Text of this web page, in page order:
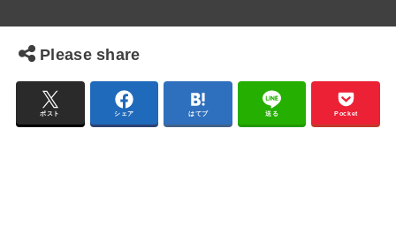
Please share
ポスト シェア はてブ 送る Pocket